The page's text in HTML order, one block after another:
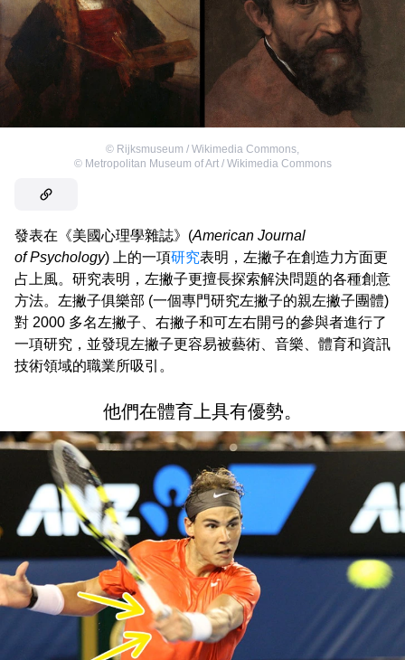
© Rijksmuseum / Wikimedia Commons,
© Metropolitan Museum of Art / Wikimedia Commons
發表在《美國心理學雜誌》(American Journal
of Psychology) 上的一項研究表明，左撇子在創造力方面更
占上風。研究表明，左撇子更擅長探索解決問題的各種創意
方法。左撇子俱樂部 (一個專門研究左撇子的親左撇子團體)
對 2000 多名左撇子、右撇子和可左右開弓的參與者進行了
一項研究，並發現左撇子更容易被藝術、音樂、體育和資訊
技術領域的職業所吸引。
他們在體育上具有優勢。